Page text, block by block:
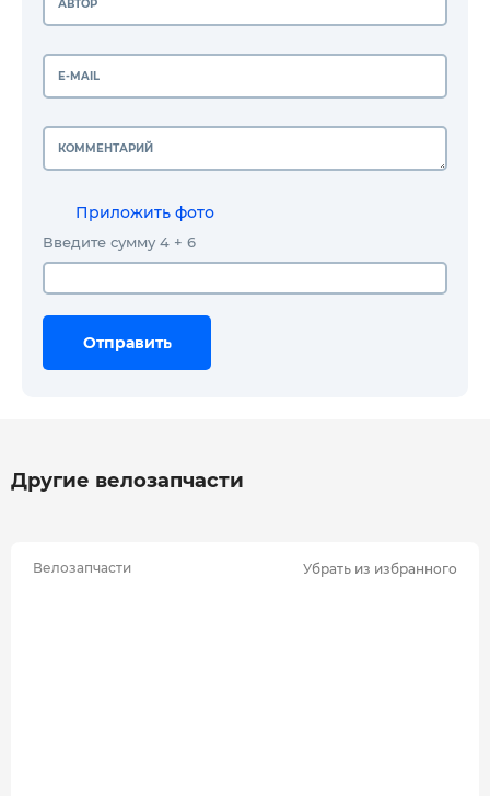
Приложить фото
Введите сумму 4 + 6
Отправить
Отправить
Отправить
Другие велозапчасти
Велозапчасти Убрать из избранного